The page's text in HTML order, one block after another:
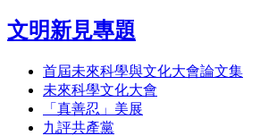
文明新見專題
首屆未來科學與文化大會論文集
未來科學文化大會
「真善忍」美展
九評共產黨